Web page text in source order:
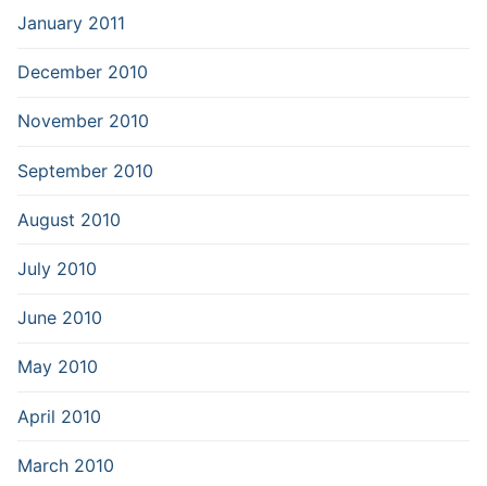
January 2011
December 2010
November 2010
September 2010
August 2010
July 2010
June 2010
May 2010
April 2010
March 2010